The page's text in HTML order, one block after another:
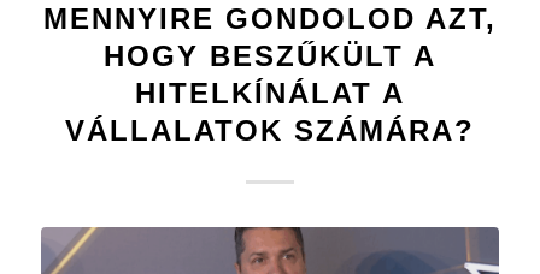
MENNYIRE GONDOLOD AZT,
HOGY BESZŰKÜLT A
HITELKÍNÁLAT A
VÁLLALATOK SZÁMÁRA?